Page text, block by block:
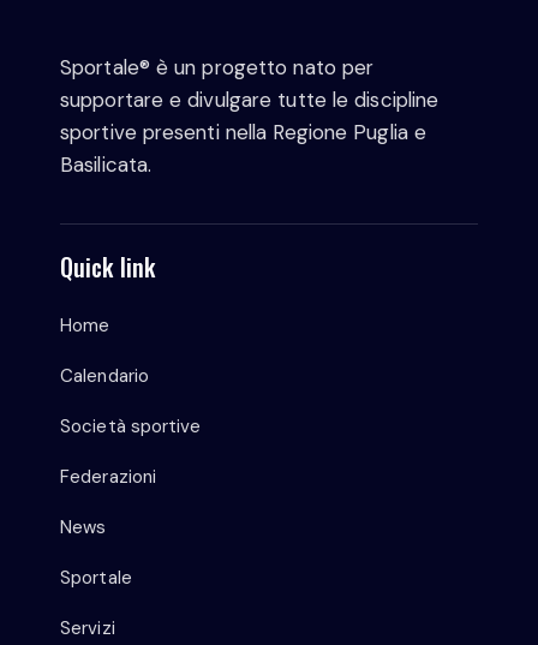
Sportale® è un progetto nato per
supportare e divulgare tutte le discipline
sportive presenti nella Regione Puglia e
Basilicata.
Quick link
Home
Calendario
Società sportive
Federazioni
News
Sportale
Servizi